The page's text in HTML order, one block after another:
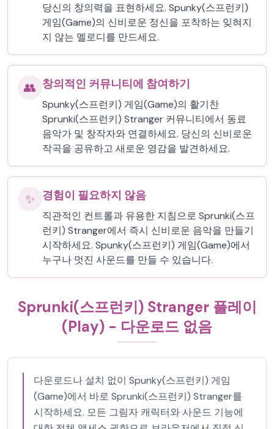
당신의 창의력을 표현하세요. Spunky(스프런키)
게임(Game)의 신비로운 정신을 포착하는 잊혀지
지 않는 멜로디를 만드세요.
👥 창의적인 커뮤니티에 참여하기
Spunky(스프런키) 게임(Game)의 활기찬
Sprunki(스프런키) Stranger 커뮤니티에서 동료
음악가 및 창작자와 연결하세요. 당신의 신비로운
작곡을 공유하고 새로운 영감을 발견하세요.
✨ 경험이 필요하지 않음
직관적인 컨트롤과 유용한 지침으로 Sprunki(스프
런키) Stranger에서 즉시 신비로운 음악을 만들기
시작하세요. Spunky(스프런키) 게임(Game)에서
누구나 멋진 사운드를 만들 수 있습니다.
Sprunki(스프런키) Stranger 플레이
(Play) - 다운로드 없음
다운로드나 설치 없이 Spunky(스프런키) 게임
(Game)에서 바로 Sprunki(스프런키) Stranger를
시작하세요. 모든 그림자 캐릭터와 사운드 기능에